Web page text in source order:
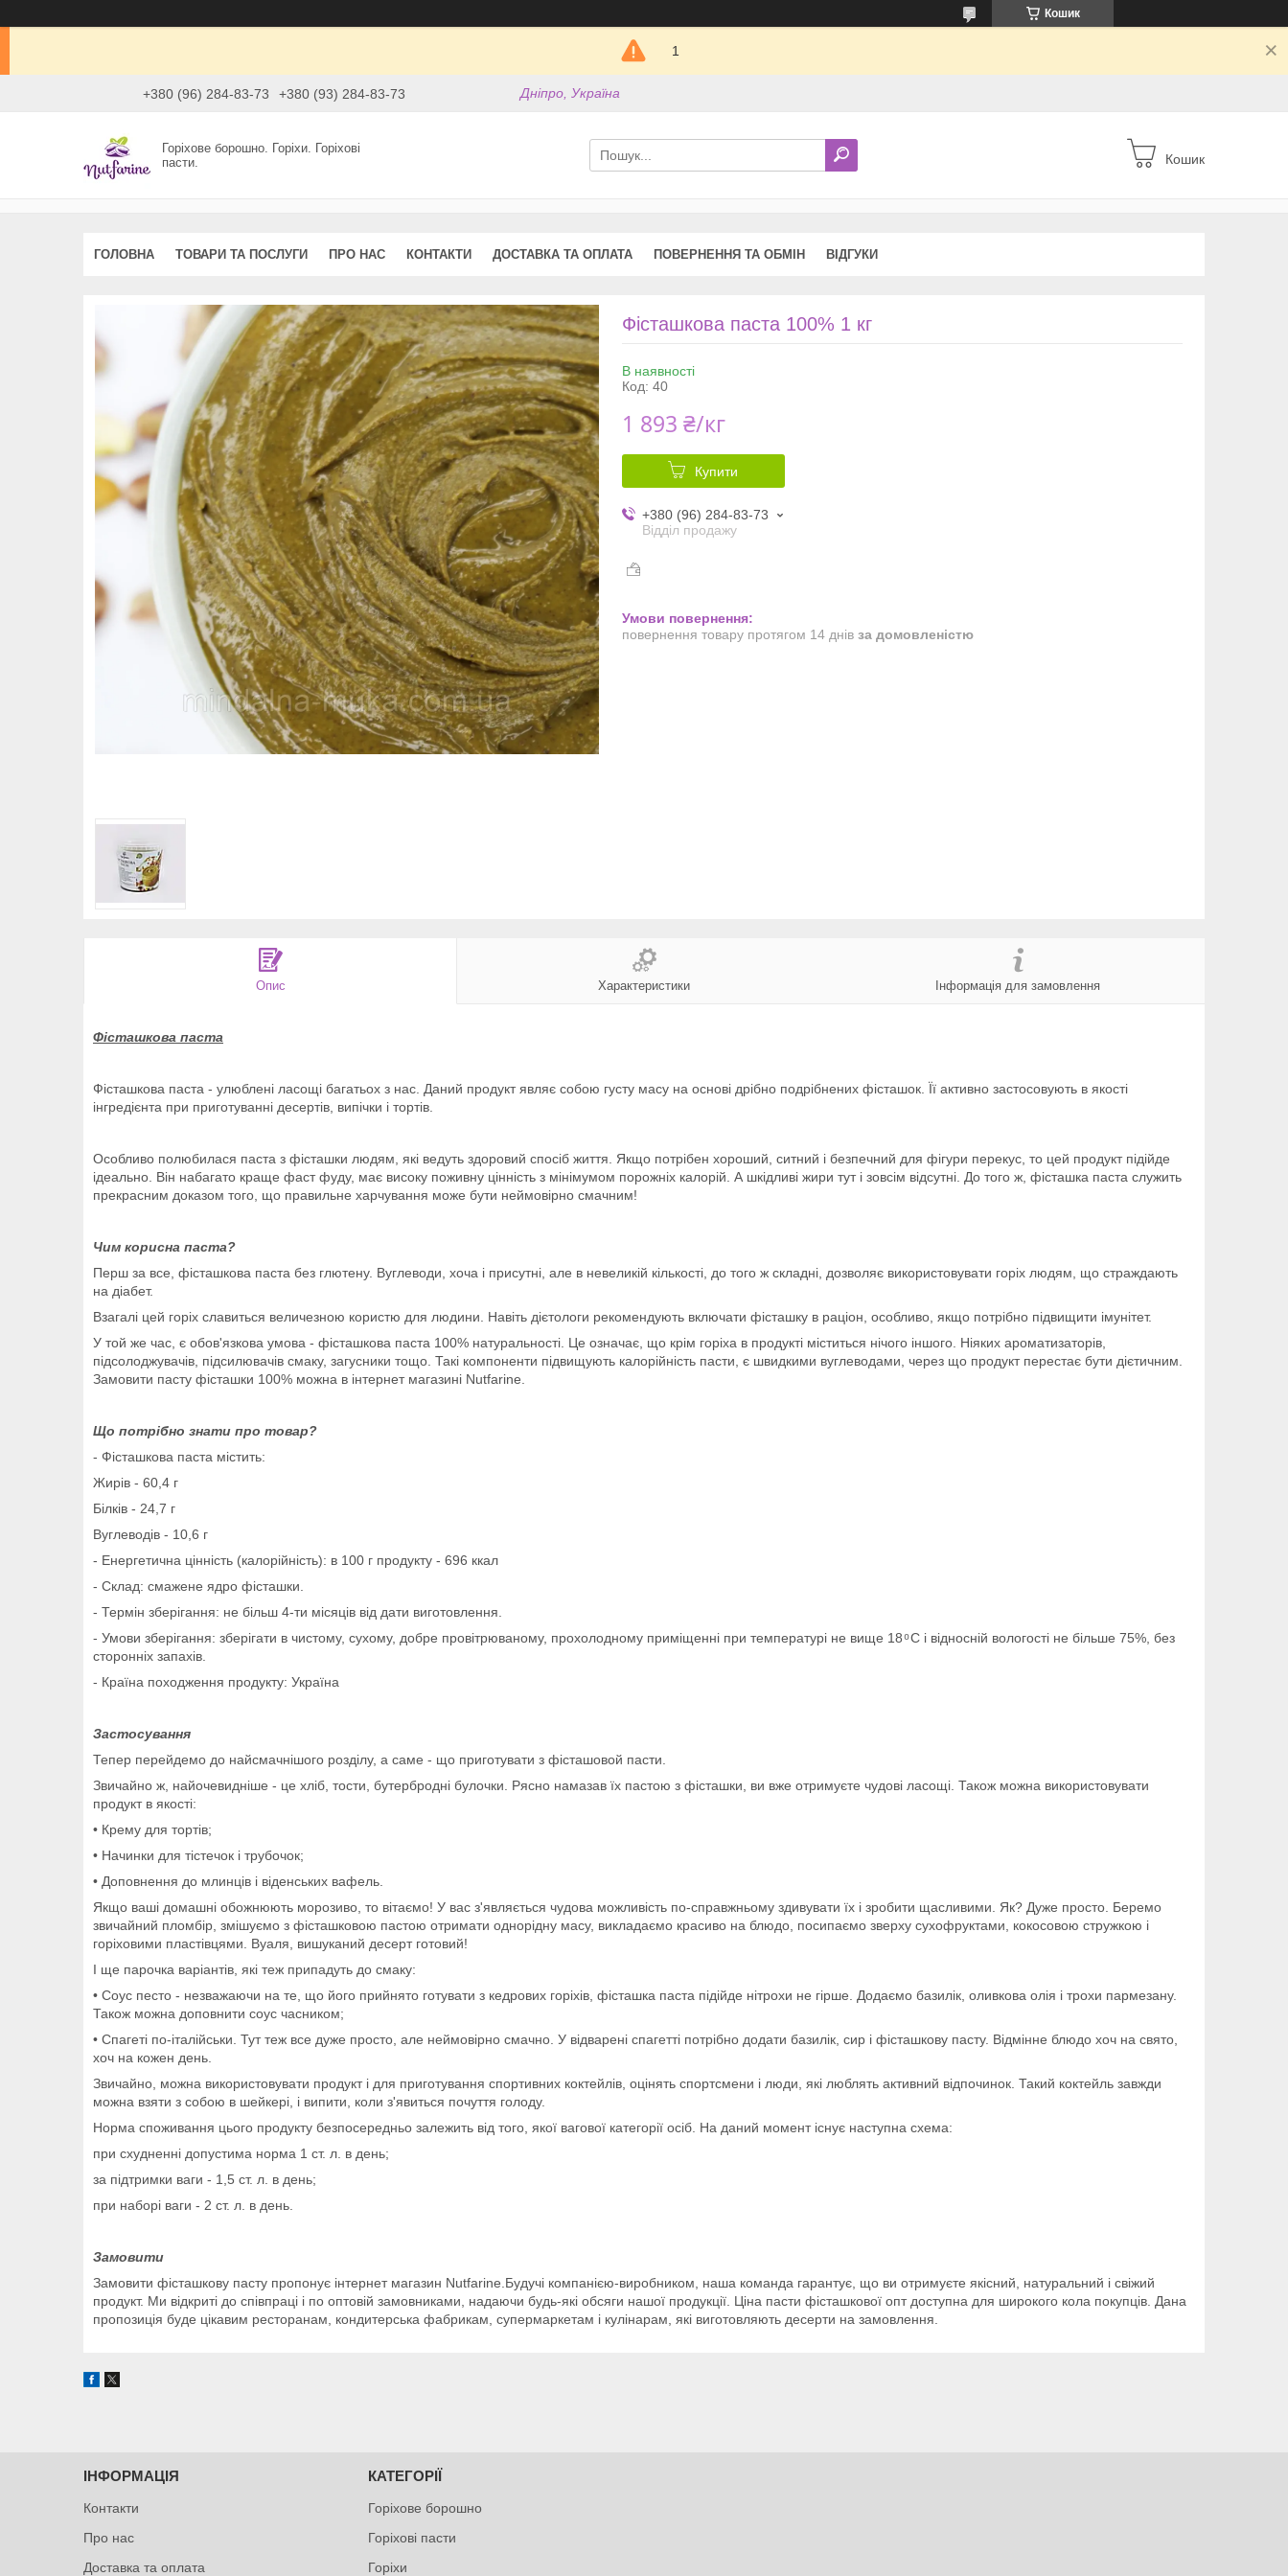
Кошик
1
+380 (96) 284-83-73 +380 (93) 284-83-73 Дніпро, Україна
Горіхове борошно. Горіхи. Горіхові
пасти.
Кошик
ГОЛОВНА ТОВАРИ ТА ПОСЛУГИ ПРО НАС КОНТАКТИ ДОСТАВКА ТА ОПЛАТА ПОВЕРНЕННЯ ТА ОБМІН ВІДГУКИ
Фісташкова паста 100% 1 кг
В наявності
Код: 40
1 893 ₴/кг
Купити
+380 (96) 284-83-73
Відділ продажу
повернення товару протягом 14 днів за домовленістю
Опис Характеристики Інформація для замовлення
Фісташкова паста
Фісташкова паста - улюблені ласощі багатьох з нас. Даний продукт являє собою густу масу на основі дрібно подрібнених фісташок. Її активно застосовують в якості
інгредієнта при приготуванні десертів, випічки і тортів.
Особливо полюбилася паста з фісташки людям, які ведуть здоровий спосіб життя. Якщо потрібен хороший, ситний і безпечний для фігури перекус, то цей продукт підійде
ідеально. Він набагато краще фаст фуду, має високу поживну цінність з мінімумом порожніх калорій. А шкідливі жири тут і зовсім відсутні. До того ж, фісташка паста служить
прекрасним доказом того, що правильне харчування може бути неймовірно смачним!
Чим корисна паста?
Перш за все, фісташкова паста без глютену. Вуглеводи, хоча і присутні, але в невеликій кількості, до того ж складні, дозволяє використовувати горіх людям, що страждають
на діабет.
Взагалі цей горіх славиться величезною користю для людини. Навіть дієтологи рекомендують включати фісташку в раціон, особливо, якщо потрібно підвищити імунітет.
У той же час, є обов'язкова умова - фісташкова паста 100% натуральності. Це означає, що крім горіха в продукті міститься нічого іншого. Ніяких ароматизаторів,
підсолоджувачів, підсилювачів смаку, загусники тощо. Такі компоненти підвищують калорійність пасти, є швидкими вуглеводами, через що продукт перестає бути дієтичним.
Замовити пасту фісташки 100% можна в інтернет магазині Nutfarine.
Що потрібно знати про товар?
- Фісташкова паста містить:
Жирів - 60,4 г
Білків - 24,7 г
Вуглеводів - 10,6 г
- Енергетична цінність (калорійність): в 100 г продукту - 696 ккал
- Склад: смажене ядро фісташки.
- Термін зберігання: не більш 4-ти місяців від дати виготовлення.
- Умови зберігання: зберігати в чистому, сухому, добре провітрюваному, прохолодному приміщенні при температурі не вище 18 ͦ С і відносній вологості не більше 75%, без
сторонніх запахів.
- Країна походження продукту: Україна
Застосування
Тепер перейдемо до найсмачнішого розділу, а саме - що приготувати з фісташовой пасти.
Звичайно ж, найочевидніше - це хліб, тости, бутербродні булочки. Рясно намазав їх пастою з фісташки, ви вже отримуєте чудові ласощі. Також можна використовувати
продукт в якості:
• Крему для тортів;
• Начинки для тістечок і трубочок;
• Доповнення до млинців і віденських вафель.
Якщо ваші домашні обожнюють морозиво, то вітаємо! У вас з'являється чудова можливість по-справжньому здивувати їх і зробити щасливими. Як? Дуже просто. Беремо
звичайний пломбір, змішуємо з фісташковою пастою отримати однорідну масу, викладаємо красиво на блюдо, посипаємо зверху сухофруктами, кокосовою стружкою і
горіховими пластівцями. Вуаля, вишуканий десерт готовий!
І ще парочка варіантів, які теж припадуть до смаку:
• Соус песто - незважаючи на те, що його прийнято готувати з кедрових горіхів, фісташка паста підійде нітрохи не гірше. Додаємо базилік, оливкова олія і трохи пармезану.
Також можна доповнити соус часником;
• Спагеті по-італійськи. Тут теж все дуже просто, але неймовірно смачно. У відварені спагетті потрібно додати базилік, сир і фісташкову пасту. Відмінне блюдо хоч на свято,
хоч на кожен день.
Звичайно, можна використовувати продукт і для приготування спортивних коктейлів, оцінять спортсмени і люди, які люблять активний відпочинок. Такий коктейль завжди
можна взяти з собою в шейкері, і випити, коли з'явиться почуття голоду.
Норма споживання цього продукту безпосередньо залежить від того, якої вагової категорії осіб. На даний момент існує наступна схема:
при схудненні допустима норма 1 ст. л. в день;
за підтримки ваги - 1,5 ст. л. в день;
при наборі ваги - 2 ст. л. в день.
Замовити
Замовити фісташкову пасту пропонує інтернет магазин Nutfarine.Будучі компанією-виробником, наша команда гарантує, що ви отримуєте якісний, натуральний і свіжий
продукт. Ми відкриті до співпраці і по оптовій замовниками, надаючи будь-які обсяги нашої продукції. Ціна пасти фісташкової опт доступна для широкого кола покупців. Дана
пропозиція буде цікавим ресторанам, кондитерська фабрикам, супермаркетам і кулінарам, які виготовляють десерти на замовлення.
ІНФОРМАЦІЯ
Контакти
Про нас
Доставка та оплата
КАТЕГОРІЇ
Горіхове борошно
Горіхові пасти
Горіхи